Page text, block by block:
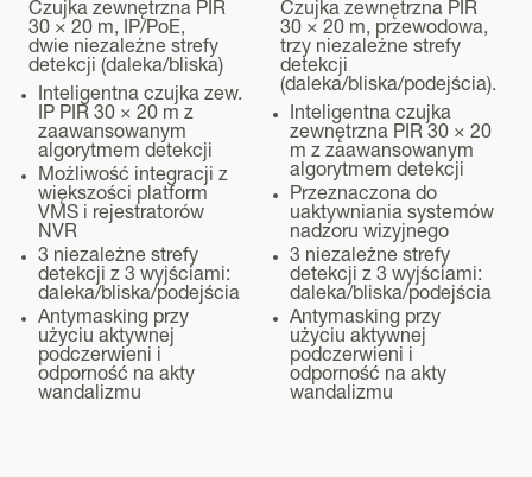
Czujka zewnętrzna PIR
30 × 20 m, IP/PoE,
dwie niezależne strefy
detekcji (daleka/bliska)
Inteligentna czujka zew.
IP PIR 30 × 20 m z
zaawansowanym
algorytmem detekcji
Możliwość integracji z
większości platform
VMS i rejestratorów
NVR
3 niezależne strefy
detekcji z 3 wyjściami:
daleka/bliska/podejścia
Antymasking przy
użyciu aktywnej
podczerwieni i
odporność na akty
wandalizmu
Czujka zewnętrzna PIR
30 × 20 m, przewodowa,
trzy niezależne strefy
detekcji
(daleka/bliska/podejścia).
Inteligentna czujka
zewnętrzna PIR 30 × 20
m z zaawansowanym
algorytmem detekcji
Przeznaczona do
uaktywniania systemów
nadzoru wizyjnego
3 niezależne strefy
detekcji z 3 wyjściami:
daleka/bliska/podejścia
Antymasking przy
użyciu aktywnej
podczerwieni i
odporność na akty
wandalizmu